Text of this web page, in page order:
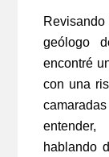
geólogo
encontré
con una
hablando